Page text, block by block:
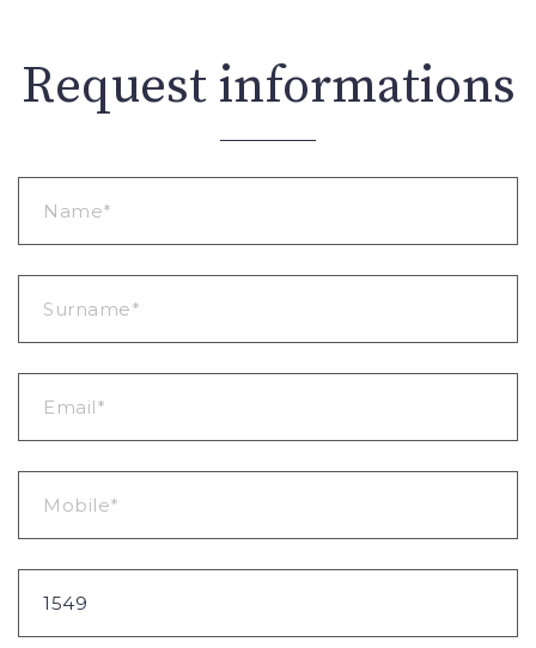
Request informations